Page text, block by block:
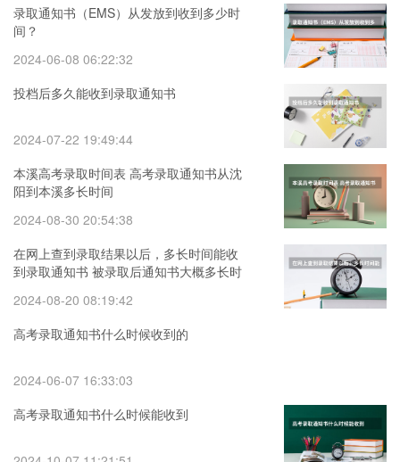
录取通知书（EMS）从发放到收到多少时
间？
2024-06-08 06:22:32
投档后多久能收到录取通知书
2024-07-22 19:49:44
本溪高考录取时间表 高考录取通知书从沈
阳到本溪多长时间
2024-08-30 20:54:38
在网上查到录取结果以后，多长时间能收
到录取通知书 被录取后通知书大概多长时
2024-08-20 08:19:42
高考录取通知书什么时候收到的
2024-06-07 16:33:03
高考录取通知书什么时候能收到